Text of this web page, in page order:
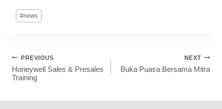
#news
PREVIOUS
Honeywell Sales & Presales
Training
NEXT
Buka Puasa Bersama Mitra